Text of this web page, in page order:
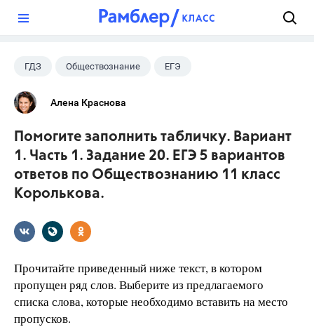
ГДЗ Обществознание ЕГЭ
11 класс
Алена Краснова
Помогите заполнить табличку. Вариант
1. Часть 1. Задание 20. ЕГЭ 5 вариантов
ответов по Обществознанию 11 класс
Королькова.
Прочитайте приведенный ниже текст, в котором
пропущен ряд слов. Выберите из предлагаемого
списка слова, которые необходимо вставить на место
пропусков.